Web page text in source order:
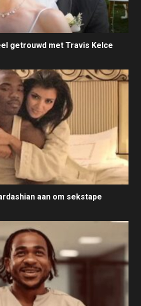
getrouwd met Travis Kelce
aan om sekstape